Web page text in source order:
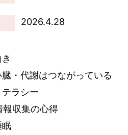
2026.4.28
・代謝はつながっている
ラシー
報収集の心得
眠